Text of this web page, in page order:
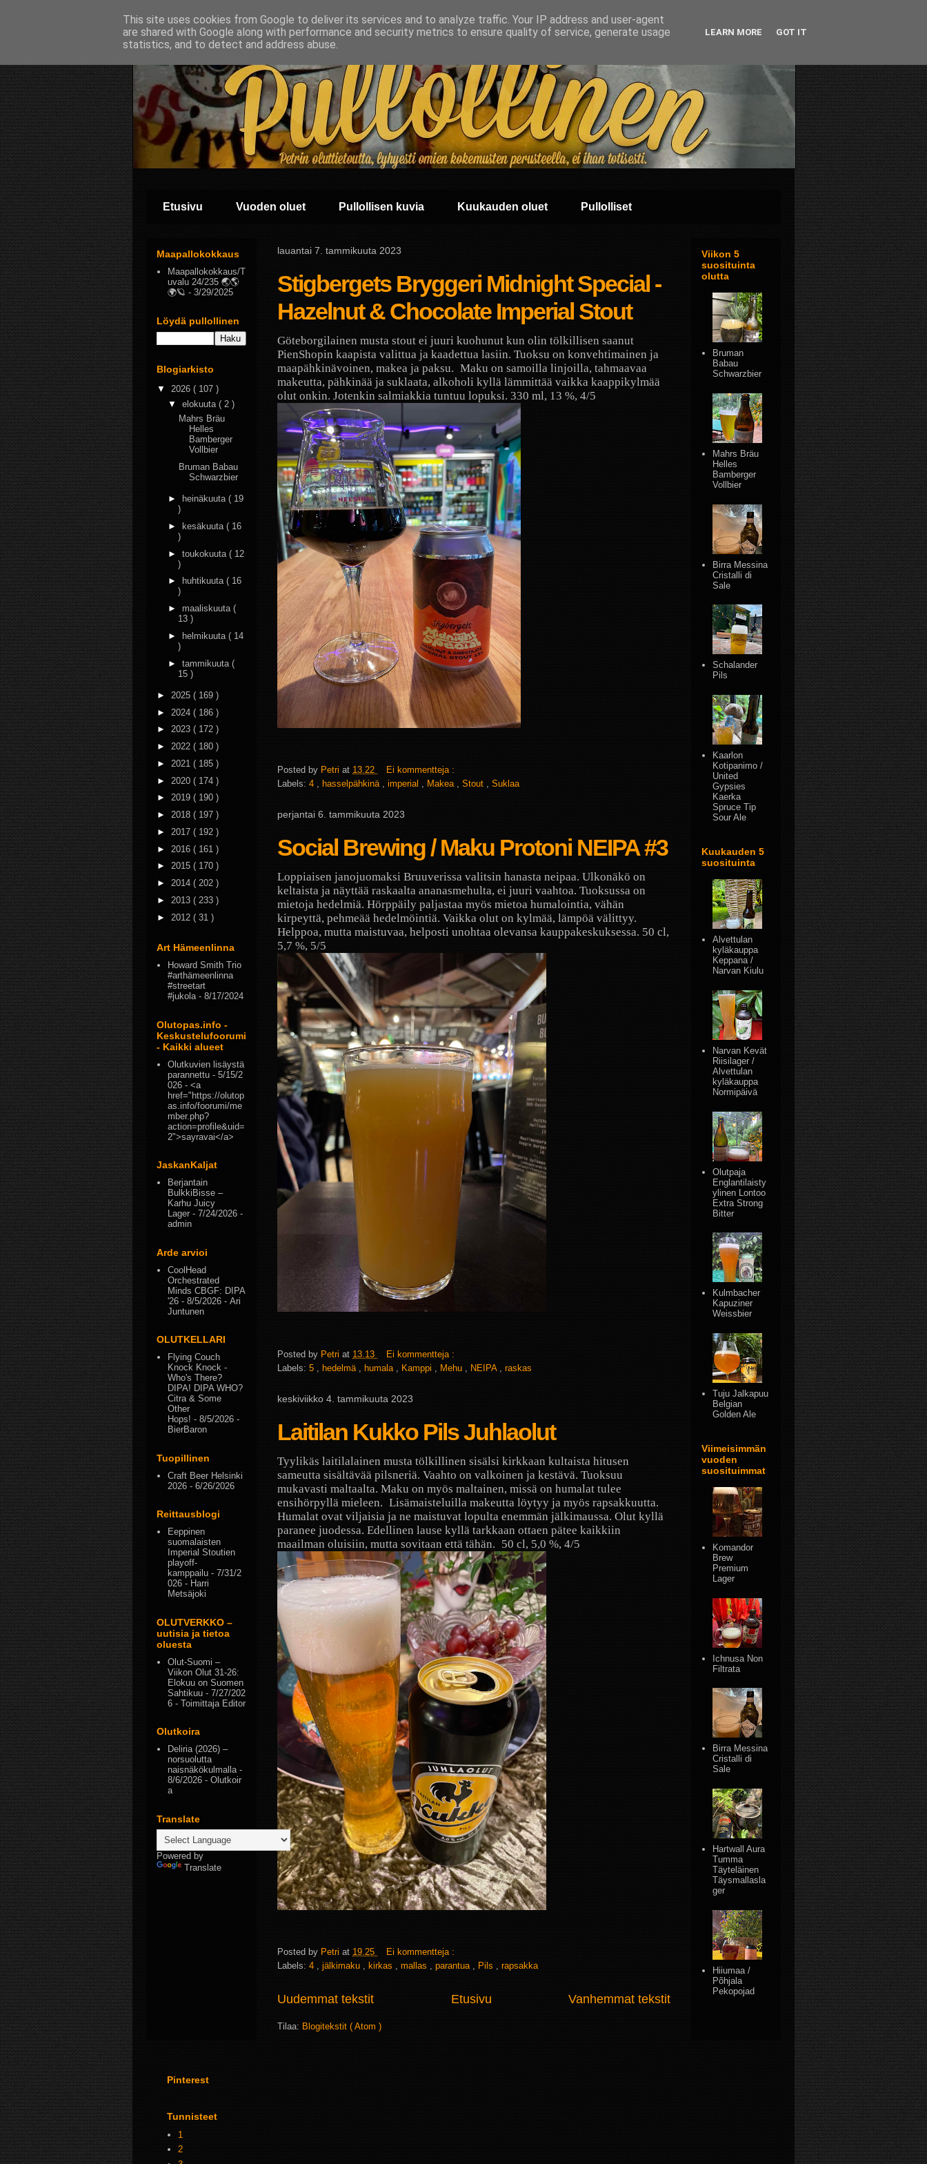
Etusivu Vuoden oluet Pullollisen kuvia Kuukauden oluet Pullolliset
lauantai 7. tammikuuta 2023
Stigbergets Bryggeri Midnight Special -
Hazelnut & Chocolate Imperial Stout
Göteborgilainen musta stout ei juuri kuohunut kun olin tölkillisen saanut
PienShopin kaapista valittua ja kaadettua lasiin. Tuoksu on konvehtimainen ja
maapähkinävoinen, makea ja paksu. Maku on samoilla linjoilla, tahmaavaa
makeutta, pähkinää ja suklaata, alkoholi kyllä lämmittää vaikka kaappikylmää
olut onkin. Jotenkin salmiakkia tuntuu lopuksi. 330 ml, 13 %, 4/5
Posted by Petri at 13.22
Ei kommentteja :
Labels: 4 , hasselpähkinä , imperial , Makea , Stout , Suklaa
perjantai 6. tammikuuta 2023
Social Brewing / Maku Protoni NEIPA #3
Loppiaisen janojuomaksi Bruuverissa valitsin hanasta neipaa. Ulkonäkö on
keltaista ja näyttää raskaalta ananasmehulta, ei juuri vaahtoa. Tuoksussa on
mietoja hedelmiä. Hörppäily paljastaa myös mietoa humalointia, vähän
kirpeyttä, pehmeää hedelmöintiä. Vaikka olut on kylmää, lämpöä välittyy.
Helppoa, mutta maistuvaa, helposti unohtaa olevansa kauppakeskuksessa. 50 cl,
5,7 %, 5/5
Posted by Petri at 13.13
Ei kommentteja :
Labels: 5 hedelmä humala Kamppi Mehu NEIPA raskas
keskiviikko 4. tammikuuta 2023
Laitilan Kukko Pils Juhlaolut
Tyylikäs laitilalainen musta tölkillinen sisälsi kirkkaan kultaista hitusen
sameutta sisältävää pilsneriä. Vaahto on valkoinen ja kestävä. Tuoksuu
mukavasti maltaalta. Maku on myös maltainen, missä on humalat tulee
ensihörpyllä mieleen. Lisämaisteluilla makeutta löytyy ja myös rapsakkuutta.
Humalat ovat viljaisia ja ne maistuvat lopulta enemmän jälkimaussa. Olut kyllä
paranee juodessa. Edellinen lause kyllä tarkkaan ottaen pätee kaikkiin
maailman oluisiin, mutta sovitaan että tähän. 50 cl, 5,0 %, 4/5
Posted by Petri at 19.25
Ei kommentteja :
Labels: 4 , jälkimaku , kirkas , mallas , parantua , Pils , rapsakka
Uudemmat tekstit Vanhemmat tekstit
Etusivu
Tilaa: Blogitekstit ( Atom )
Maapallokokkaus
Maapallokokkaus/T
uvalu 24/235 🌏🌎
🌍🪐 - 3/29/2025
Löydä pullollinen
Blogiarkisto
▼ 2026 ( 107 )
▼ elokuuta ( 2 )
Mahrs Bräu
Helles
Bamberger
Vollbier
Bruman Babau
Schwarzbier
► heinäkuuta ( 19
)
►
kesäkuuta ( 16
)
► toukokuuta ( 12
)
►
huhtikuuta ( 16
)
► maaliskuuta (
13 )
►
helmikuuta ( 14
)
► tammikuuta (
15 )
► 2025 ( 169 )
► 2024 ( 186 )
► 2023 ( 172 )
► 2022 ( 180 )
► 2021 ( 185 )
► 2020 ( 174 )
► 2019 ( 190 )
► 2018 ( 197 )
► 2017 ( 192 )
► 2016 ( 161 )
► 2015 ( 170 )
► 2014 ( 202 )
► 2013 ( 233 )
► 2012 ( 31 )
Art Hämeenlinna
Howard Smith Trio
#arthämeenlinna
#streetart
#jukola- 8/17/2024
Olutopas.info -
Keskustelufoorumi
- Kaikki alueet
Olutkuvien lisäystä
parannettu - 5/15/2
026 - <a
href="https://olutop
as.info/foorumi/me
mber.php?
action=profile&uid=
2">sayravai</a>
JaskanKaljat
Berjantain
BulkkiBisse –
Karhu Juicy
Lager - 7/24/2026 -
admin
Arde arvioi
CoolHead
Orchestrated
Minds CBGF: DIPA
'26 - 8/5/2026 - Ari
Juntunen
OLUTKELLARI
Flying Couch
Knock Knock -
Who's There?
DIPA! DIPA WHO?
Citra & Some
Other
Hops! - 8/5/2026 -
BierBaron
Tuopillinen
Craft Beer Helsinki
2026 - 6/26/2026
Reittausblogi
Eeppinen
suomalaisten
Imperial Stoutien
playoff-
kamppailu - 7/31/2
026 - Harri
Metsäjoki
OLUTVERKKO –
uutisia ja tietoa
oluesta
Olut-Suomi –
Viikon Olut 31-26:
Elokuu on Suomen
Sahtikuu - 7/27/202
6 - Toimittaja Editor
Olutkoira
Deliria (2026) –
norsuolutta
naisnäkökulmalla-
8/6/2026 - Olutkoir
a
Translate
Powered by
Translate
Viikon 5
suosituinta
olutta
Bruman
Babau
Schwarzbier
Mahrs Bräu
Helles
Bamberger
Vollbier
Birra Messina
Cristalli di
Sale
Schalander
Pils
Kaarlon
Kotipanimo /
United
Gypsies
Kaerka
Spruce Tip
Sour Ale
Kuukauden 5
suosituinta
Alvettulan
kyläkauppa
Keppana /
Narvan Kiulu
Narvan Kevät
Riisilager /
Alvettulan
kyläkauppa
Normipäivä
Olutpaja
Englantilaisty
ylinen Lontoo
Extra Strong
Bitter
Kulmbacher
Kapuziner
Weissbier
Tuju Jalkapuu
Belgian
Golden Ale
Viimeisimmän
vuoden
suosituimmat
Komandor
Brew
Premium
Lager
Ichnusa Non
Filtrata
Birra Messina
Cristalli di
Sale
Hartwall Aura
Tumma
Täyteläinen
Täysmallasla
ger
Hiiumaa /
Põhjala
Pekopojad
Pinterest
Tunnisteet
1
2
This site uses cookies from Google to deliver its services and to analyze traffic. Your IP address and user-agent
are shared with Google along with performance and security metrics to ensure quality of service, generate usage
statistics, and to detect and address abuse.
LEARN MORE GOT IT